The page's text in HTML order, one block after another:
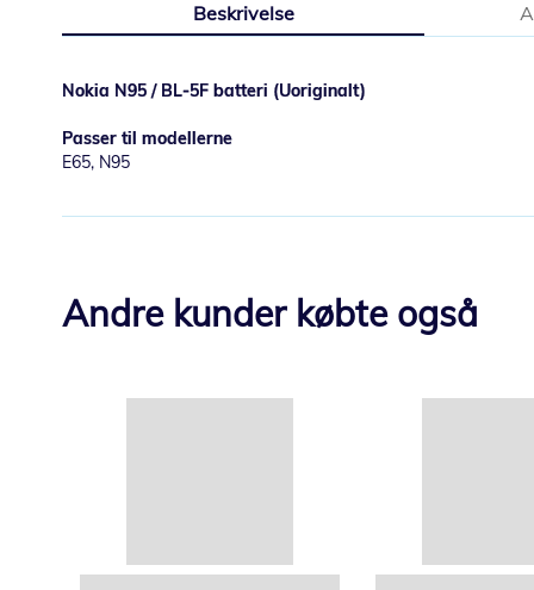
af
Beskrivelse
Nokia N95 / BL-5F batteri (Uoriginalt)
Passer til modellerne
E65, N95
Andre kunder købte også